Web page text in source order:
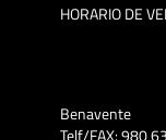
HORARIO DE
Benavente
Telf/FAX: 980